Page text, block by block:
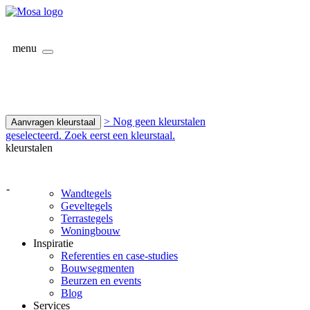
menu
Aanvragen kleurstaal
> Nog geen kleurstalen
geselecteerd. Zoek eerst een kleurstaal.
kleurstalen
-
Wandtegels
Geveltegels
Terrastegels
Woningbouw
Inspiratie
Referenties en case-studies
Bouwsegmenten
Beurzen en events
Blog
Services